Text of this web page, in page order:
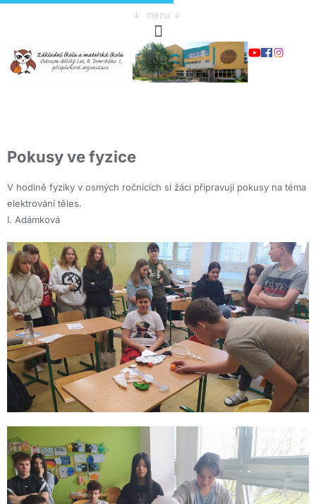
↓ menu ↓
Pokusy ve fyzice
V hodině fyziky v osmých ročnících si žáci připravují pokusy na téma
elektrování těles.
I. Adámková